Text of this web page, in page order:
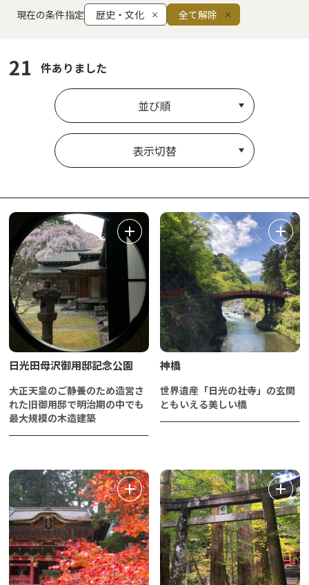
現在の条件指定 歴史・文化 全て解除
21 件ありました
並び順
表示切替
日光田母沢御用邸記念公園
大正天皇のご静養のため造営さ
れた旧御用邸で明治期の中でも
最大規模の木造建築
神橋
世界遺産「日光の社寺」の玄関
ともいえる美しい橋